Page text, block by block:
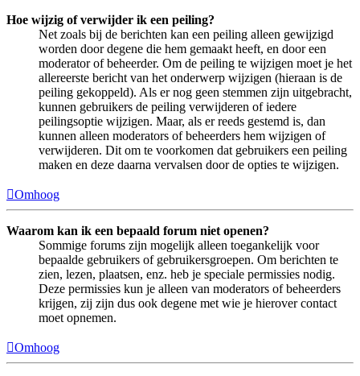
Hoe wijzig of verwijder ik een peiling?
Net zoals bij de berichten kan een peiling alleen gewijzigd
worden door degene die hem gemaakt heeft, en door een
moderator of beheerder. Om de peiling te wijzigen moet je het
allereerste bericht van het onderwerp wijzigen (hieraan is de
peiling gekoppeld). Als er nog geen stemmen zijn uitgebracht,
kunnen gebruikers de peiling verwijderen of iedere
peilingsoptie wijzigen. Maar, als er reeds gestemd is, dan
kunnen alleen moderators of beheerders hem wijzigen of
verwijderen. Dit om te voorkomen dat gebruikers een peiling
maken en deze daarna vervalsen door de opties te wijzigen.
Omhoog
Waarom kan ik een bepaald forum niet openen?
Sommige forums zijn mogelijk alleen toegankelijk voor
bepaalde gebruikers of gebruikersgroepen. Om berichten te
zien, lezen, plaatsen, enz. heb je speciale permissies nodig.
Deze permissies kun je alleen van moderators of beheerders
krijgen, zij zijn dus ook degene met wie je hierover contact
moet opnemen.
Omhoog